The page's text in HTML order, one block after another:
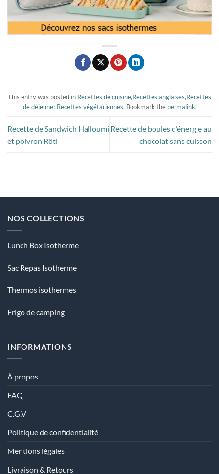
This entry was posted in Recettes de cuisine,Recettes anglaises,Recettes
de déjeuner,Recettes végétariennes. Bookmark the permalink.
Recette de Sandwich Halloumi
et poivron Rôti
Recette de boules d’énergie au
chocolat sans cuisson
NOS COLLECTIONS
Lunch Box Isotherme
Sac Repas Isotherme
Thermos isothermes
Frigo de camping
INFORMATIONS
À propos
FAQ
C.G.V
Politique de confidentialité
Mentions légales
Livraison & Retours